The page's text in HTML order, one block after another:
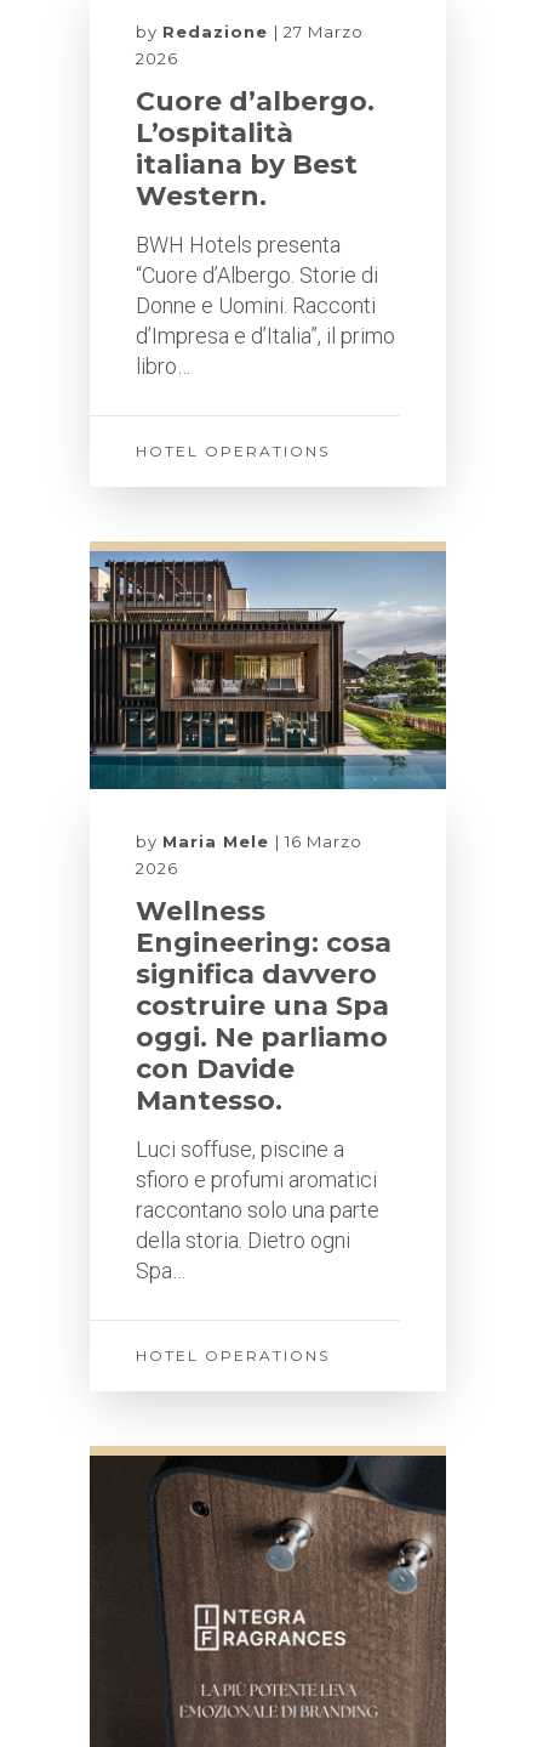
by Redazione
27 Marzo
2026
Cuore d’albergo.
L’ospitalità
italiana by Best
Western.
BWH Hotels presenta
“Cuore d’Albergo. Storie di
Donne e Uomini. Racconti
d’Impresa e d’Italia”, il primo
libro…
HOTEL OPERATIONS
by Maria Mele
16 Marzo
2026
Wellness
Engineering: cosa
significa davvero
costruire una Spa
oggi. Ne parliamo
con Davide
Mantesso.
Luci soffuse, piscine a
sfioro e profumi aromatici
raccontano solo una parte
della storia. Dietro ogni
Spa…
HOTEL OPERATIONS